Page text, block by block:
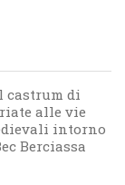
castrum di
alle vie
intorno
Berciassa